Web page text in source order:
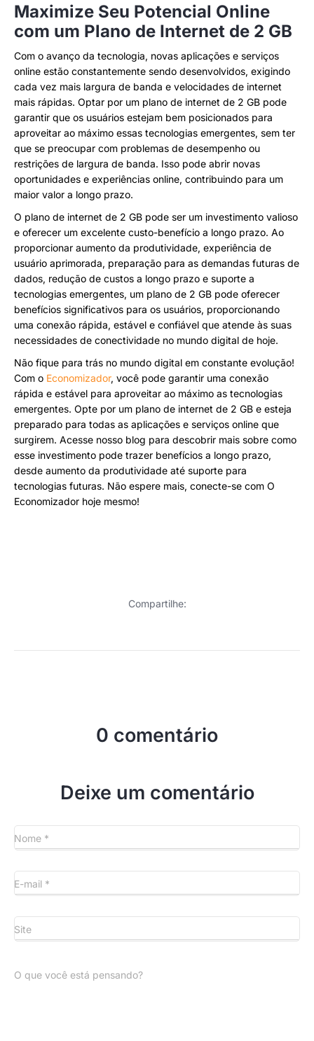
Maximize Seu Potencial Online
com um Plano de Internet de 2 GB
Com o avanço da tecnologia, novas aplicações e serviços
online estão constantemente sendo desenvolvidos, exigindo
cada vez mais largura de banda e velocidades de internet
mais rápidas. Optar por um plano de internet de 2 GB pode
garantir que os usuários estejam bem posicionados para
aproveitar ao máximo essas tecnologias emergentes, sem ter
que se preocupar com problemas de desempenho ou
restrições de largura de banda. Isso pode abrir novas
oportunidades e experiências online, contribuindo para um
maior valor a longo prazo.
O plano de internet de 2 GB pode ser um investimento valioso
e oferecer um excelente custo-benefício a longo prazo. Ao
proporcionar aumento da produtividade, experiência de
usuário aprimorada, preparação para as demandas futuras de
dados, redução de custos a longo prazo e suporte a
tecnologias emergentes, um plano de 2 GB pode oferecer
benefícios significativos para os usuários, proporcionando
uma conexão rápida, estável e confiável que atende às suas
necessidades de conectividade no mundo digital de hoje.
Não fique para trás no mundo digital em constante evolução!
Com o Economizador, você pode garantir uma conexão
rápida e estável para aproveitar ao máximo as tecnologias
emergentes. Opte por um plano de internet de 2 GB e esteja
preparado para todas as aplicações e serviços online que
surgirem. Acesse nosso blog para descobrir mais sobre como
esse investimento pode trazer benefícios a longo prazo,
desde aumento da produtividade até suporte para
tecnologias futuras. Não espere mais, conecte-se com O
Economizador hoje mesmo!
Compartilhe:
0 comentário
Deixe um comentário
Nome *
E-mail *
Site
O que você está pensando?